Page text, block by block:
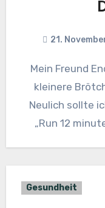
21.
Mein Freund Endo Mondo backt jetzt wieder
kleinere
Neulich sollte
„Run 12
Gesundheit